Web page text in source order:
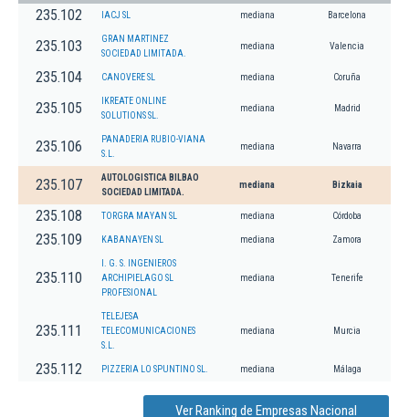
235.102 IACJ SL mediana Barcelona
235.103
GRAN MARTINEZ
SOCIEDAD LIMITADA.
mediana Valencia
235.104 CANOVERE SL mediana Coruña
235.105
IKREATE ONLINE
SOLUTIONS SL.
mediana Madrid
235.106
PANADERIA RUBIO-VIANA
S.L.
mediana Navarra
235.107
AUTOLOGISTICA BILBAO
SOCIEDAD LIMITADA.
mediana Bizkaia
235.108 TORGRA MAYAN SL mediana Córdoba
235.109 KABANAYEN SL mediana Zamora
235.110
I. G. S. INGENIEROS
ARCHIPIELAGO SL
PROFESIONAL
mediana Tenerife
235.111
TELEJESA
TELECOMUNICACIONES
S.L.
mediana Murcia
235.112 PIZZERIA LO SPUNTINO SL. mediana Málaga
Ver Ranking de Empresas Nacional